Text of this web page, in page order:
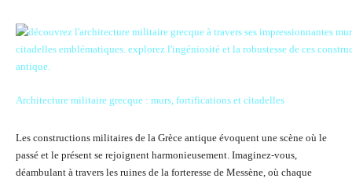
Architecture militaire grecque : murs, fortifications et citadelles
Les constructions militaires de la Grèce antique évoquent une scène où le
passé et le présent se rejoignent harmonieusement. Imaginez-vous,
déambulant à travers les ruines de la forteresse de Messène, où chaque